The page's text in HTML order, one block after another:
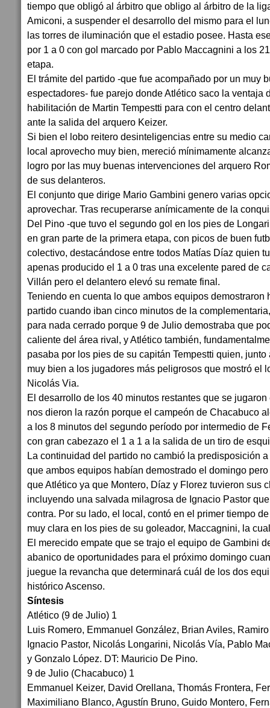
tiempo que obligó al árbitro que obligo al árbitro de la
Amiconi, a suspender el desarrollo del mismo para el
las torres de iluminación que el estadio posee. Hasta
por 1 a 0 con gol marcado por Pablo Maccagnini a los
etapa.
El trámite del partido -que fue acompañado por un muy
espectadores- fue parejo donde Atlético saco la ventaja
habilitación de Martin Tempestti para con el centro
ante la salida del arquero Keizer.
Si bien el lobo reitero desinteligencias entre su medio
local aprovecho muy bien, mereció mínimamente
logro por las muy buenas intervenciones del arquero
de sus delanteros.
El conjunto que dirige Mario Gambini genero varias
aprovechar. Tras recuperarse anímicamente de la
Del Pino -que tuvo el segundo gol en los pies de
en gran parte de la primera etapa, con picos de buen
colectivo, destacándose entre todos Matías Díaz quien
apenas producido el 1 a 0 tras una excelente pared de
Villán pero el delantero elevó su remate final.
Teniendo en cuenta lo que ambos equipos demostraron
partido cuando iban cinco minutos de la
para nada cerrado porque 9 de Julio demostraba que
caliente del área rival, y Atlético también,
pasaba por los pies de su capitán Tempestti quien,
muy bien a los jugadores más peligrosos que mostró el
Nicolás Via.
El desarrollo de los 40 minutos restantes que se
nos dieron la razón porque el campeón de Chacabuco
a los 8 minutos del segundo período por intermedio de
con gran cabezazo el 1 a 1 a la salida de un tiro de
La continuidad del partido no cambió la predisposición
que ambos equipos habían demostrado el domingo
que Atlético ya que Montero, Díaz y Florez tuvieron sus
incluyendo una salvada milagrosa de Ignacio Pastor
contra. Por su lado, el local, contó en el primer tiempo
muy clara en los pies de su goleador, Maccagnini, la
El merecido empate que se trajo el equipo de Gambini
abanico de oportunidades para el próximo domingo
juegue la revancha que determinará cuál de los dos
histórico Ascenso.
Síntesis
Atlético (9 de Julio) 1
Luis Romero, Emmanuel González, Brian Aviles,
Ignacio Pastor, Nicolás Longarini, Nicolás Vía, Pablo
y Gonzalo López. DT: Mauricio De Pino.
9 de Julio (Chacabuco) 1
Emmanuel Keizer, David Orellana, Thomás Frontera,
Maximiliano Blanco, Agustín Bruno, Guido Montero,